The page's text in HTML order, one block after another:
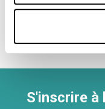
cualquier defecto de
de OXO puedes
S'inscrire